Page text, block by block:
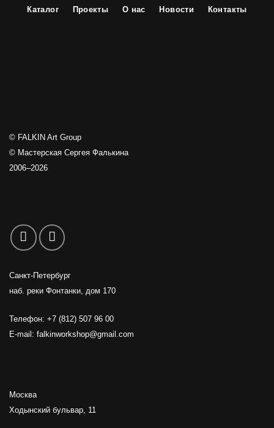
Каталог Проекты О нас Новости Контакты
© FALKIN Art Group
© Мастерская Сергея Фалькина
2006–2026
Санкт-Петербург
наб. реки Фонтанки, дом 170
Телефон: +7 (812) 507 96 00
E-mail: falkinworkshop@gmail.com
Москва
Ходынский бульвар, 11